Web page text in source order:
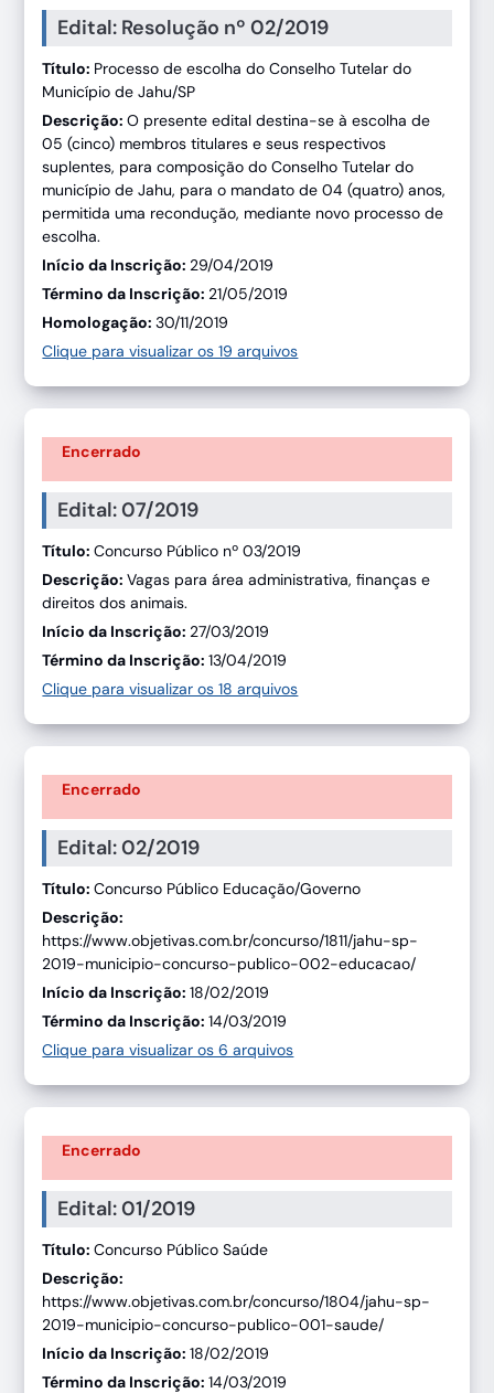
Edital: Resolução nº 02/2019
Título: Processo de escolha do Conselho Tutelar do
Município de Jahu/SP
Descrição:O presente edital destina-se à escolha de
05 (cinco) membros titulares e seus respectivos
suplentes, para composição do Conselho Tutelar do
município de Jahu, para o mandato de 04 (quatro) anos,
permitida uma recondução, mediante novo processo de
escolha.
Início da Inscrição:29/04/2019
Término da Inscrição:21/05/2019
Homologação:30/11/2019
Clique para visualizar os 19 arquivos
Encerrado
Edital: 07/2019
Título:Concurso Público nº 03/2019
Descrição:Vagas para área administrativa, finanças e
direitos dos animais.
Início da Inscrição:27/03/2019
Término da Inscrição:13/04/2019
Clique para visualizar os 18 arquivos
Encerrado
Edital: 02/2019
Título:Concurso Público Educação/Governo
Descrição:
https://www.objetivas.com.br/concurso/1811/jahu-sp-
2019-municipio-concurso-publico-002-educacao/
Início da Inscrição:18/02/2019
Término da Inscrição:14/03/2019
Clique para visualizar os 6 arquivos
Encerrado
Edital: 01/2019
Título:Concurso Público Saúde
Descrição:
https://www.objetivas.com.br/concurso/1804/jahu-sp-
2019-municipio-concurso-publico-001-saude/
Início da Inscrição:18/02/2019
Término da Inscrição:14/03/2019